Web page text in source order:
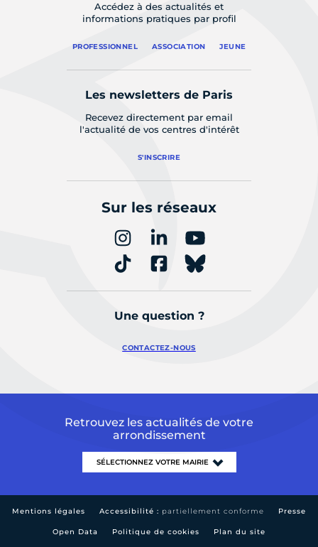
Accédez à des actualités et
informations pratiques par profil
PROFESSIONNEL ASSOCIATION JEUNE
Les newsletters de Paris
Recevez directement par email
l'actualité de vos centres d'intérêt
S'INSCRIRE
Sur les réseaux
Une question ?
CONTACTEZ-NOUS
Retrouvez les actualités de votre
arrondissement
Mentions légales Accessibilité : partiellement conforme Presse
Open Data Politique de cookies Plan du site